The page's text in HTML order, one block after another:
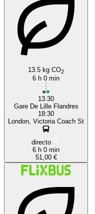
13.5 kg CO2
6 h 0 min
13:30
Gare De Lille Flandres
18:30
London, Victoria Coach St
directo
6 h 0 min
51,00 €